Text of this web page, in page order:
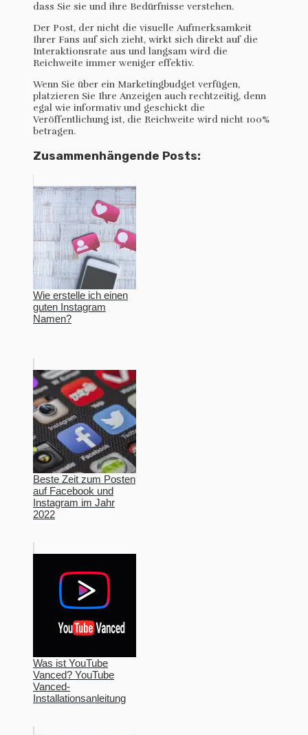
dass Sie sie und ihre Bedürfnisse verstehen.
Der Post, der nicht die visuelle Aufmerksamkeit
Ihrer Fans auf sich zieht, wirkt sich direkt auf die
Interaktionsrate aus und langsam wird die
Reichweite immer weniger effektiv.
Wenn Sie über ein Marketingbudget verfügen,
platzieren Sie Ihre Anzeigen auch rechtzeitig, denn
egal wie informativ und geschickt die
Veröffentlichung ist, die Reichweite wird nicht 100%
betragen.
Zusammenhängende Posts:
Wie erstelle ich einen
guten Instagram
Namen?
Beste Zeit zum Posten
auf Facebook und
Instagram im Jahr
2022
Was ist YouTube
Vanced? YouTube
Vanced-
Installationsanleitung